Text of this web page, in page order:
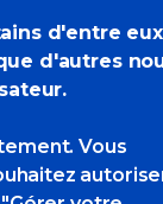
d'entre eux
d'autres
Vous
Musée